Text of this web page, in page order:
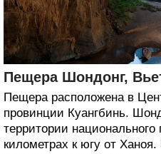
Пещера Шондонг,
Пещера расположена в
провинции Куангбинь.
территории национального
километрах к югу от